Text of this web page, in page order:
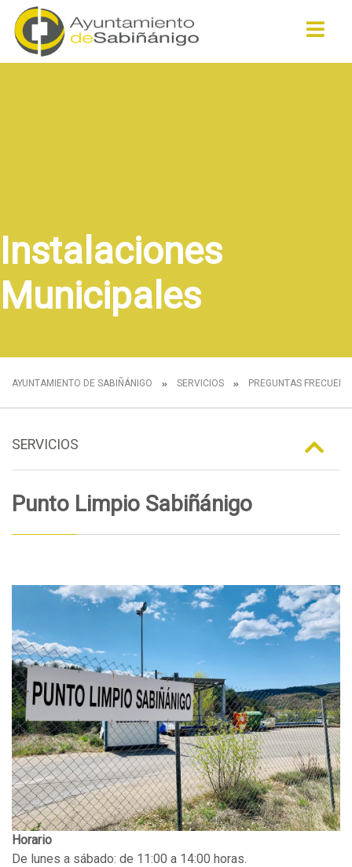
Instalaciones
Municipales
AYUNTAMIENTO DE SABIÑÁNIGO SERVICIOS PREGUNTAS
SERVICIOS
Punto Limpio Sabiñánigo
Horario
De lunes a sábado: de 11:00 a 14:00 horas.